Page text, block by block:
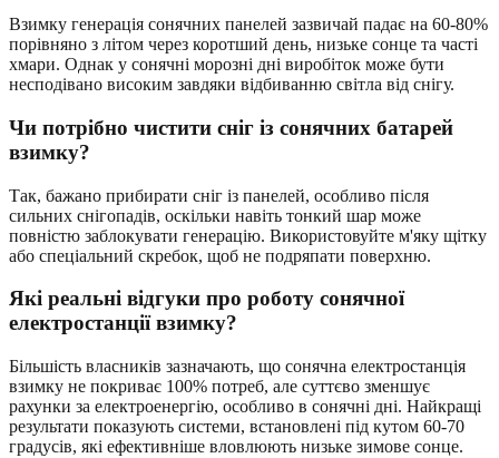
Взимку генерація сонячних панелей зазвичай падає на 60-80%
порівняно з літом через коротший день, низьке сонце та часті
хмари. Однак у сонячні морозні дні виробіток може бути
несподівано високим завдяки відбиванню світла від снігу.
Чи потрібно чистити сніг із сонячних батарей
взимку?
Так, бажано прибирати сніг із панелей, особливо після
сильних снігопадів, оскільки навіть тонкий шар може
повністю заблокувати генерацію. Використовуйте м'яку щітку
або спеціальний скребок, щоб не подряпати поверхню.
Які реальні відгуки про роботу сонячної
електростанції взимку?
Більшість власників зазначають, що сонячна електростанція
взимку не покриває 100% потреб, але суттєво зменшує
рахунки за електроенергію, особливо в сонячні дні. Найкращі
результати показують системи, встановлені під кутом 60-70
градусів, які ефективніше вловлюють низьке зимове сонце.